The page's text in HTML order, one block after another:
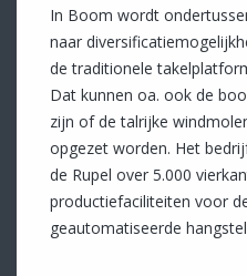
In Boom wordt
naar
de traditionele
Dat kunnen oa. ook de
zijn of de talrijke
opgezet worden. Het
de Rupel over 5.000
productiefaciliteiten voor
geautomatiseerde